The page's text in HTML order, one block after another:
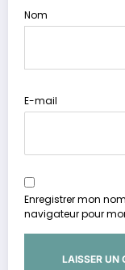
Nom
E-mail
Enregistrer mon
navigateur pour